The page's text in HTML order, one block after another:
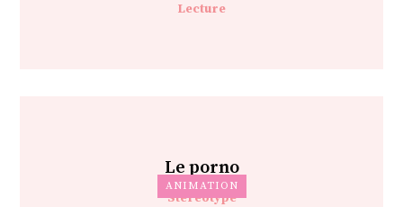
Lecture
ANIMATION
Le porno
Stéréotype